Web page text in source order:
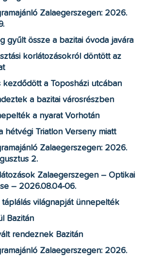
Zalaegerszegen: 2026.
gyűlt össze a bazitai óvoda javára
korlátozásokról döntött az
kezdődött a Toposházi utcában
a bazitai városrészben
a nyarat Vorhotán
hétvégi Triatlon Verseny miatt
Zalaegerszegen: 2026.
2.
Zalaegerszegen – Optikai
– 2026.08.04-06.
világnapját ünnepelték
Bazitán
rendeznek Bazitán
Zalaegerszegen: 2026.